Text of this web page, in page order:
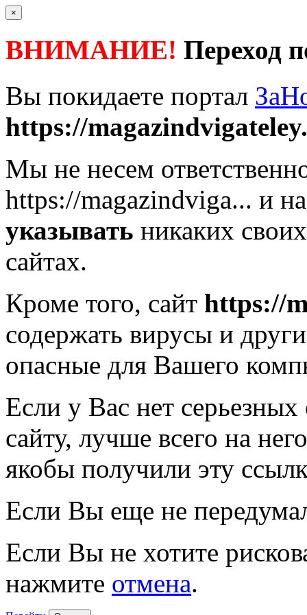
×
ВНИМАНИЕ! Переход
Вы покидаете портал
https://
Мы не несем
https://magazindviga... и
указывать никаких
сайтах.
Кроме того, сайт https://
содержать вирусы и
опасные для Вашего
Если у Вас нет
сайту, лучше всего на
якобы получили эту
Если Вы еще не
Если Вы не хотите
нажмите отмена.